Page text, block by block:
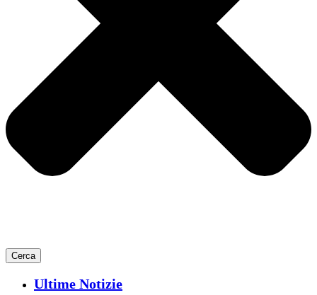
Cerca
Ultime Notizie